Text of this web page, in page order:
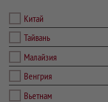
Китай
Тайвань
Малайзия
Венгрия
Вьетнам